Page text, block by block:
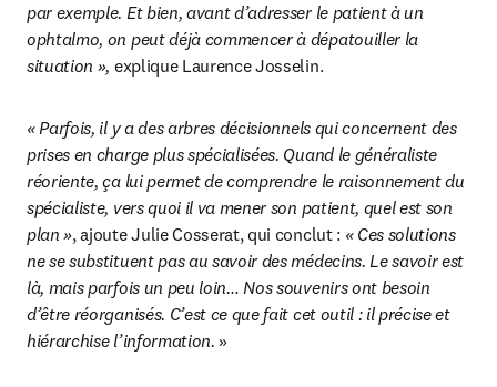
par exemple. Et bien, avant d’adresser le patient à un
ophtalmo, on peut déjà commencer à dépatouiller la
situation », explique Laurence Josselin.
« Parfois, il y a des arbres décisionnels qui concernent des
prises en charge plus spécialisées. Quand le généraliste
réoriente, ça lui permet de comprendre le raisonnement du
spécialiste, vers quoi il va mener son patient, quel est son
plan », ajoute Julie Cosserat, qui conclut : « Ces solutions
ne se substituent pas au savoir des médecins. Le savoir est
là, mais parfois un peu loin… Nos souvenirs ont besoin
d’être réorganisés. C’est ce que fait cet outil : il précise et
hiérarchise l’information. »